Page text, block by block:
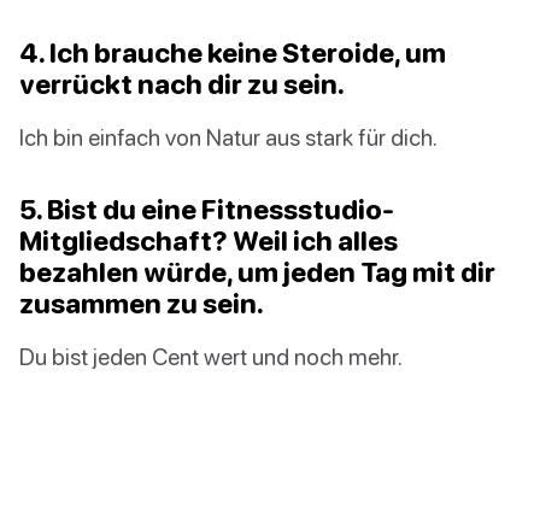
4. Ich brauche keine Steroide, um
verrückt nach dir zu sein.
Ich bin einfach von Natur aus stark für dich.
5. Bist du eine Fitnessstudio-
Mitgliedschaft? Weil ich alles
bezahlen würde, um jeden Tag mit dir
zusammen zu sein.
Du bist jeden Cent wert und noch mehr.